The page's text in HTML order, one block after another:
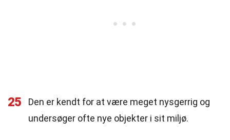
25
Den er kendt for at være meget nysgerrig og
undersøger ofte nye objekter i sit miljø.